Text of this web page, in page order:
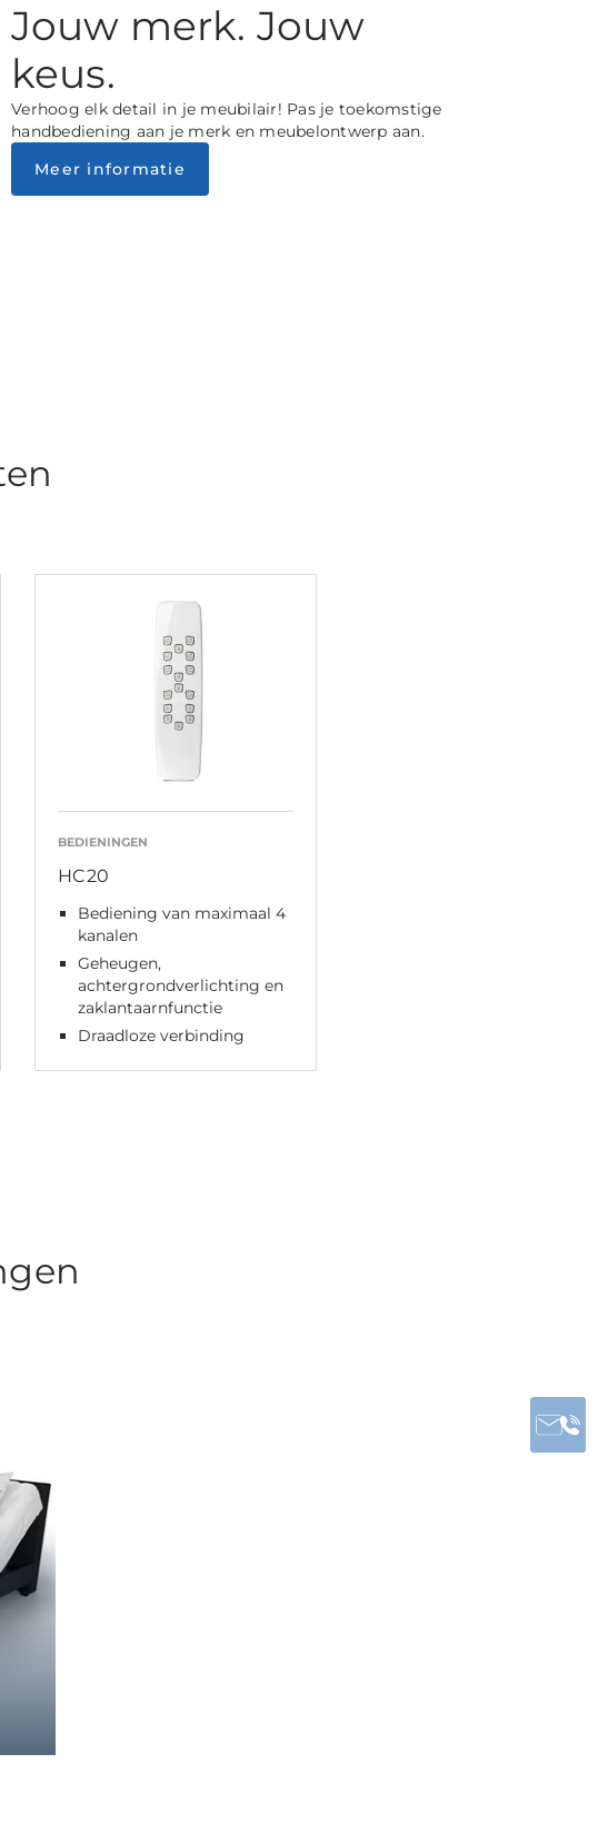
Jouw merk. Jouw
keus.
Verhoog elk detail in je meubilair! Pas je toekomstige
handbediening aan je merk en meubelontwerp aan.
Meer informatie
BEDIENINGEN
HC20
Bediening van maximaal 4
kanalen
Geheugen,
achtergrondverlichting en
zaklantaarnfunctie
Draadloze verbinding